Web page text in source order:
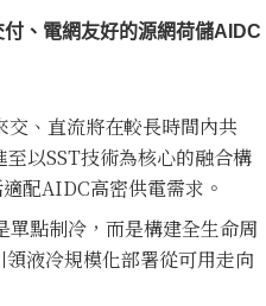
、電網友好的源網荷儲AIDC
交、直流將在較長時間內共
以SST技術為核心的融合構
配AIDC高密供電需求。
單點制冷，而是構建全生命周
液冷規模化部署從可用走向